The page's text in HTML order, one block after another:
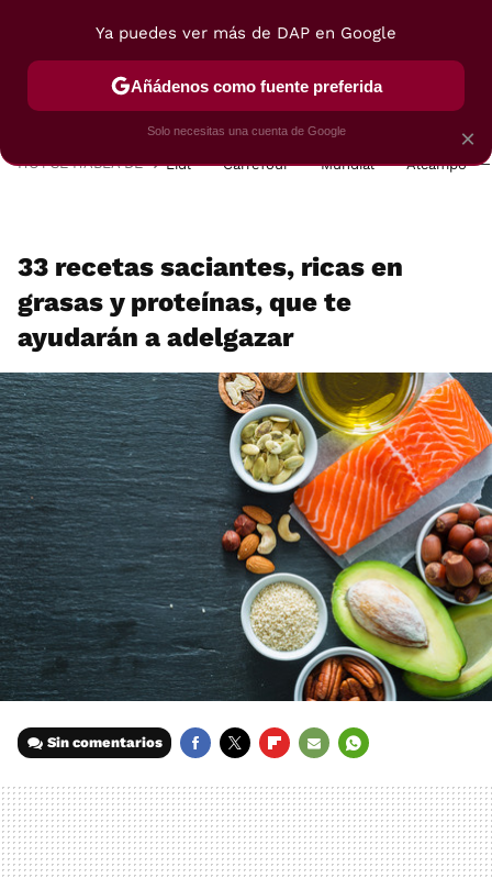
POSTRES VIAJES SELECCIÓN VEGUI
HOY SE HABLA DE Lidl Carrefour Mundial Alcampo
33 recetas saciantes, ricas en
grasas y proteínas, que te
ayudarán a adelgazar
Sin comentarios
MAIL
×
Ya puedes ver más de DAP en Google
Añádenos como fuente preferida
Solo necesitas una cuenta de Google